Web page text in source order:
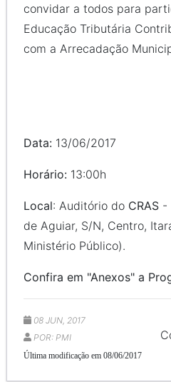
convidar a todos para
Educação Tributária
com a Arrecadação
Data: 13/06/2017
Horário: 13:00h
Local: Auditório do CRAS -
de Aguiar, S/N, Centro,
Ministério Público).
Confira em "Anexos" a
08 JUN, 2017
POR: PMI
Última modificação em 08/06/2017